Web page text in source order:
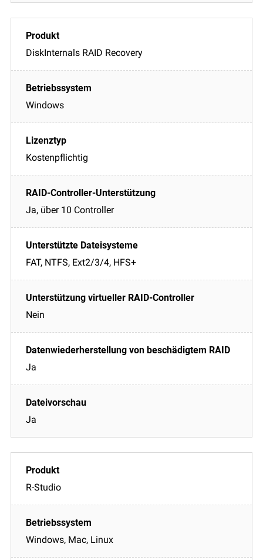
DiskInternals RAID Recovery
Windows
Kostenpflichtig
Ja, über 10 Controller
FAT, NTFS, Ext2/3/4, HFS+
Nein
Ja
Ja
R-Studio
Windows, Mac, Linux